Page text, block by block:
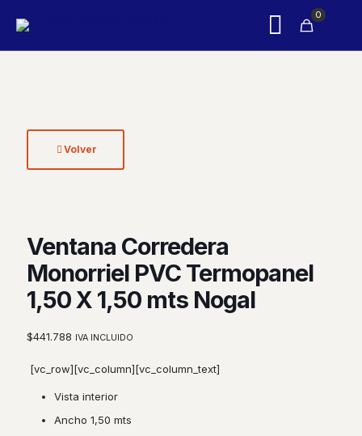
0
Volver
Ventana Corredera
Monorriel PVC Termopanel
1,50 X 1,50 mts Nogal
$441.788 IVA INCLUIDO
[vc_row][vc_column][vc_column_text]
Vista interior
Ancho 1,50 mts